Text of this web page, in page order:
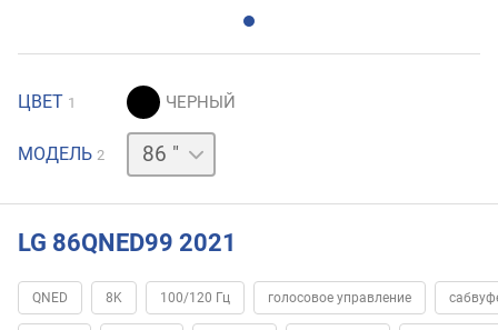
ЦВЕТ 1
МОДЕЛЬ 2
75 "
LG 86QNED99 2021
QNED 8K 100/120 Гц голосовое управление